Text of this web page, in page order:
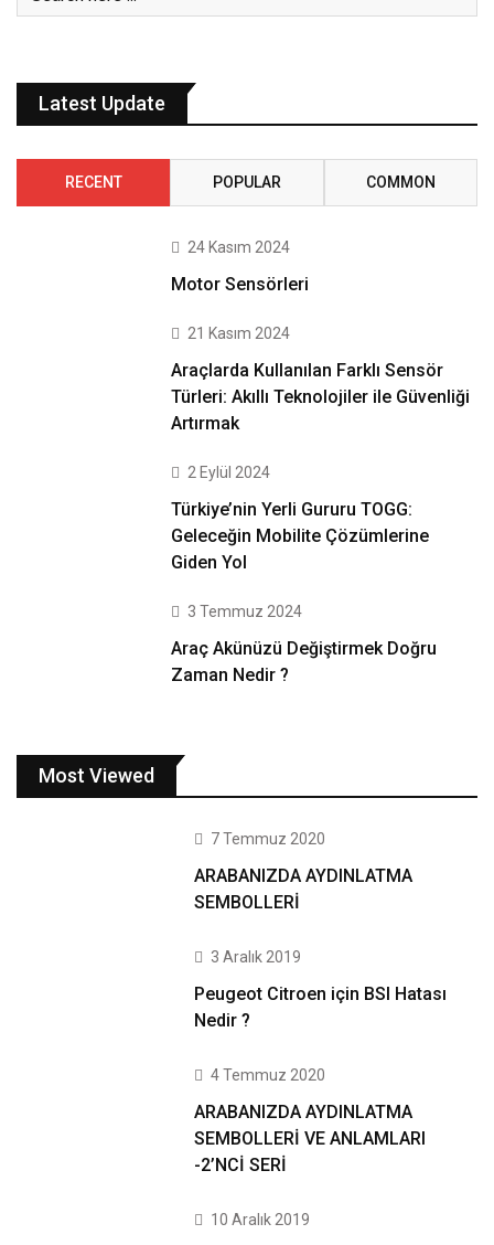
Latest Update
RECENT POPULAR COMMON
24 Kasım 2024
Motor Sensörleri
21 Kasım 2024
Araçlarda Kullanılan Farklı Sensör
Türleri: Akıllı Teknolojiler ile Güvenliği
Artırmak
2 Eylül 2024
Türkiye’nin Yerli Gururu TOGG:
Geleceğin Mobilite Çözümlerine
Giden Yol
3 Temmuz 2024
Araç Akünüzü Değiştirmek Doğru
Zaman Nedir ?
Most Viewed
7 Temmuz 2020
ARABANIZDA AYDINLATMA
SEMBOLLERİ
3 Aralık 2019
Peugeot Citroen için BSI Hatası
Nedir ?
4 Temmuz 2020
ARABANIZDA AYDINLATMA
SEMBOLLERİ VE ANLAMLARI
-2’NCİ SERİ
10 Aralık 2019